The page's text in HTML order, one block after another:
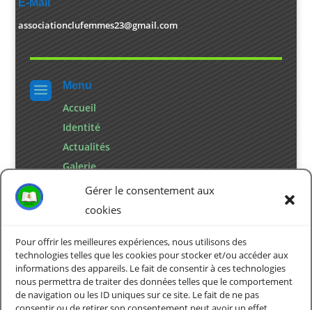
Gérer le consentement aux
cookies
Pour offrir les meilleures expériences, nous utilisons des
technologies telles que les cookies pour stocker et/ou accéder aux
informations des appareils. Le fait de consentir à ces technologies
nous permettra de traiter des données telles que le comportement
de navigation ou les ID uniques sur ce site. Le fait de ne pas
associationclufemmes23@gmail.com
a Menu
Accueil
Identité
Actualités
Galerie
Contact
 Mention
Politique de confidentialité
Politique de cookies